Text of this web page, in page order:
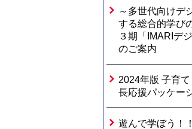
～多世代向けデ
する総合的学び
３期「IMARIデ
のご案内
2024年版 子育
長応援パッケー
遊んで学ぼう！